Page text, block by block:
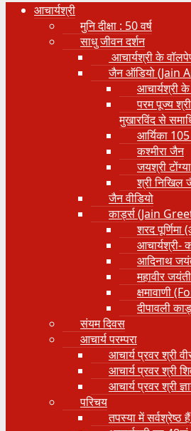
आचार्यश्री
मुनि दीक्षा : 50 वर्ष
साधु जीवन दर्शन
आचार्यश्री के
जैन ऑडियो (Jain
आचार्यश्री
परम पूज्य
मुखारविंद से
आर्यिका 105
कश्मीरा जैन
जयश्री टोंग्या
श्री निखिल
जैन वीडियो
कार्ड्स (Jain
शरद पूर्णिमा
आचार्यश्री-
आदिनाथ
महावीर
क्षमावाणी
दीपावली
संयम दिवस
आचार्य परम्परा
आचार्य प्रवर श्री
आचार्य प्रवर श्री
आचार्य प्रवर श्री
परिचय
तपस्या में सर्वश्रेष्ठ